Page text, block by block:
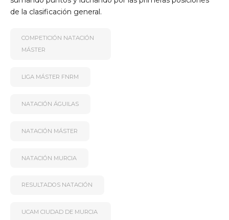
de la clasificación general.
COMPETICIÓN NATACIÓN
MÁSTER
LIGA MÁSTER FNRM
NATACIÓN ÁGUILAS
NATACIÓN MÁSTER
NATACIÓN MURCIA
RESULTADOS NATACIÓN
UCAM CIUDAD DE MURCIA